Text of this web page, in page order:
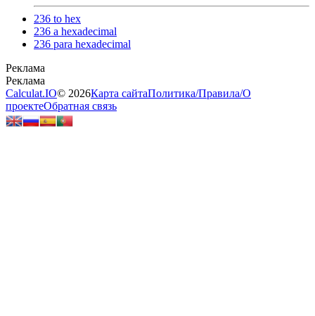
236 to hex
236 a hexadecimal
236 para hexadecimal
Calculat.IO© 2026Карта сайтаПолитика/Правила/О
проектеОбратная связь